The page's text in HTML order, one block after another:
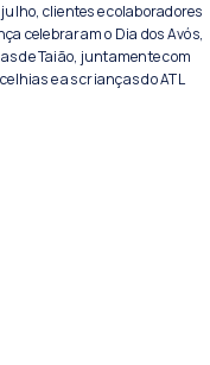
clientes e colaboradores
celebraram o Dia dos Avós,
de Taião, juntamente com
e as crianças do ATL